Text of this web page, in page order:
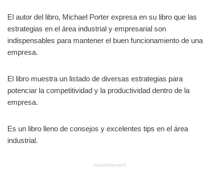
El autor del libro, Michael Porter expresa en su libro que las
estrategias en el área industrial y empresarial son
indispensables para mantener el buen funcionamiento de una
empresa.
El libro muestra un listado de diversas estrategias para
potenciar la competitividad y la productividad dentro de la
empresa.
Es un libro lleno de consejos y excelentes tips en el área
industrial.
Advertisement